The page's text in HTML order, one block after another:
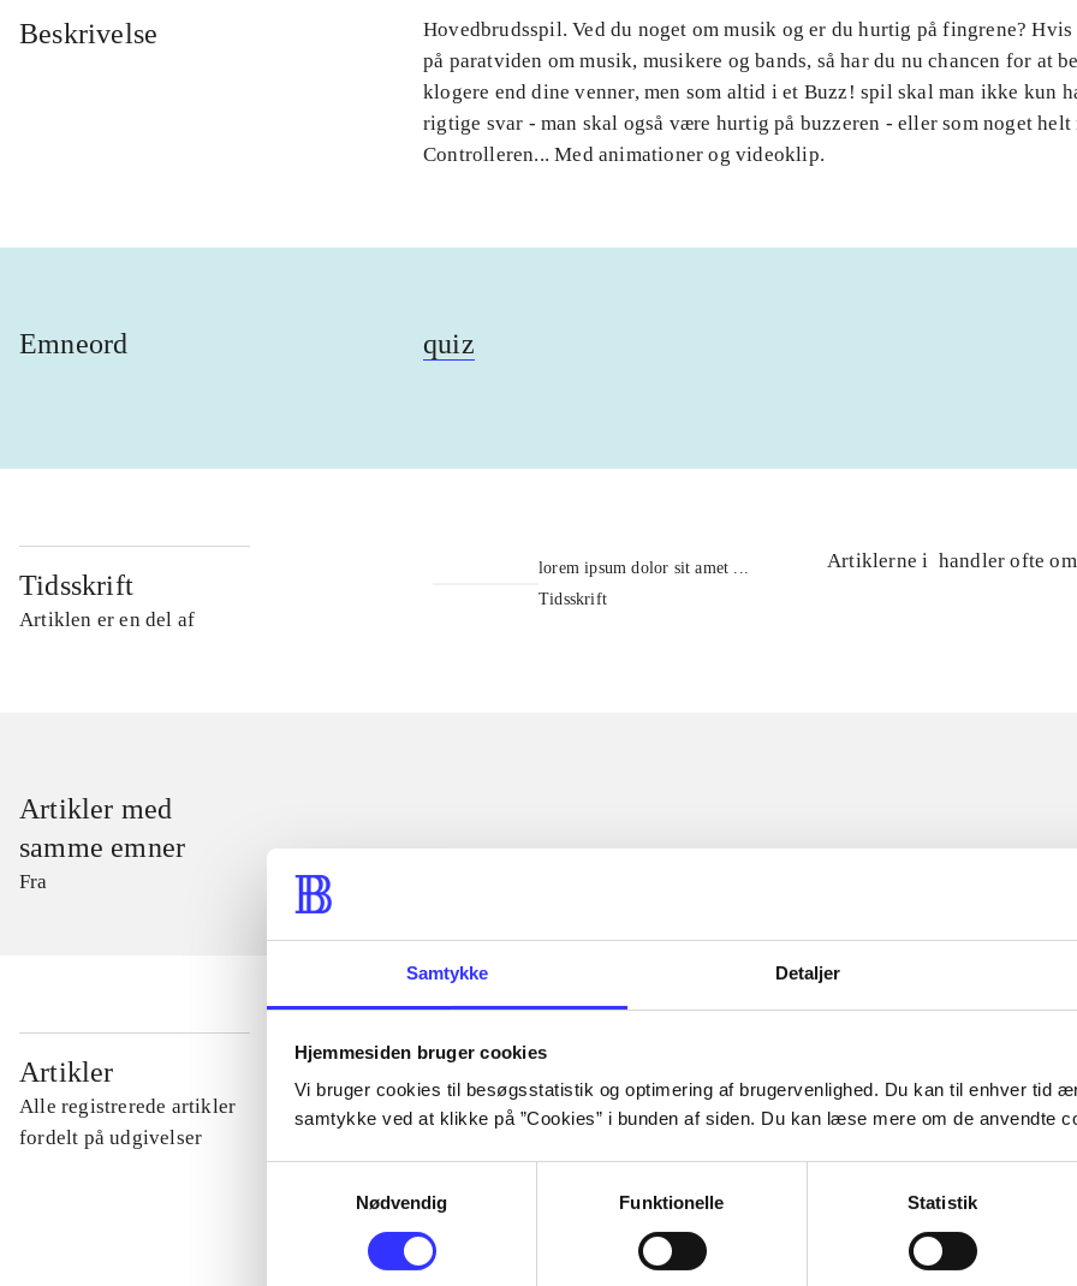
Samtykke Detaljer
Hjemmesiden bruger cookies
Vi bruger cookies til besøgsstatistik og optimering af brugervenlighed. Du kan til enhver tid
samtykke ved at klikke på ”Cookies” i bunden af siden. Du kan læse mere om de anvendte
Nødvendig
Funktionelle Statistik
Beskrivelse
Hovedbrudsspil. Ved du noget om musik og er du hurtig på fingrene?
på paratviden om musik, musikere og bands, så har du nu chancen for at
klogere end dine venner, men som altid i et Buzz! spil skal man ikke kun
rigtige svar - man skal også være hurtig på buzzeren - eller som noget
Controlleren... Med animationer og videoklip.
Emneord quiz
Tidsskrift
Artiklen er en del af
lorem ipsum dolor sit amet ...
Tidsskrift
Artiklerne i handler ofte om
Artikler med
samme emner
Fra
Artikler
Alle registrerede artikler
fordelt på udgivelser
...
...